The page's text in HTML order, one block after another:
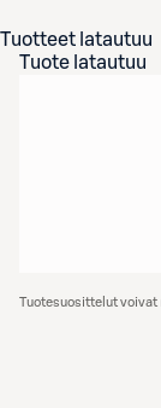
Tuotteet latautuu
Tuote latautuu
Tuotesuosittelut